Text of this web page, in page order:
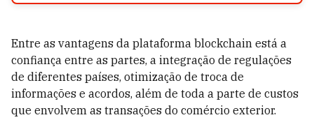
Entre as vantagens da plataforma blockchain está a
confiança entre as partes, a integração de regulações
de diferentes países, otimização de troca de
informações e acordos, além de toda a parte de custos
que envolvem as transações do comércio exterior.